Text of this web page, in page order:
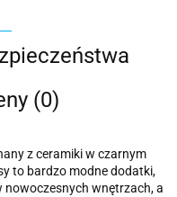
(0)
z ceramiki w czarnym
to bardzo modne dodatki,
nowoczesnych wnętrzach, a